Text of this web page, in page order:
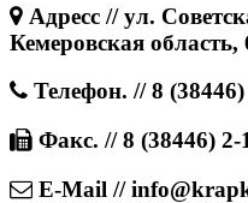
Адресс // ул.
Кемеровская область,
Телефон. // 8
Факс. // 8 (38446) 2-
E-Mail //